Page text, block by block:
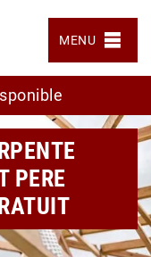
MENU
PERE